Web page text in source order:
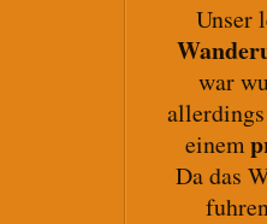
Unser
war
einem
Da das